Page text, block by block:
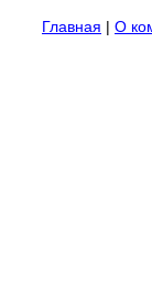
Главная | О